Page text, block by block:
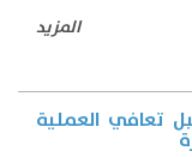
المزيد
تعافي العملية